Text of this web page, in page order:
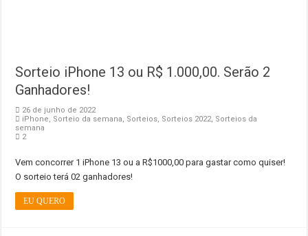
Sorteio iPhone 13 ou R$ 1.000,00. Serão 2
Ganhadores!
26 de junho de 2022
iPhone, Sorteio da semana, Sorteios, Sorteios 2022, Sorteios da
semana
2
Vem concorrer 1 iPhone 13 ou a R$1000,00 para gastar como quiser!
O sorteio terá 02 ganhadores!
EU QUERO